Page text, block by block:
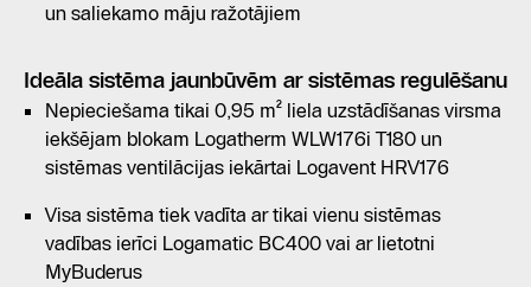
un saliekamo māju ražotājiem
Ideāla sistēma jaunbūvēm ar sistēmas regulēšanu
Nepieciešama tikai 0,95 m² liela uzstādīšanas virsma
iekšējam blokam Logatherm WLW176i T180 un
sistēmas ventilācijas iekārtai Logavent HRV176
Visa sistēma tiek vadīta ar tikai vienu sistēmas
vadības ierīci Logamatic BC400 vai ar lietotni
MyBuderus